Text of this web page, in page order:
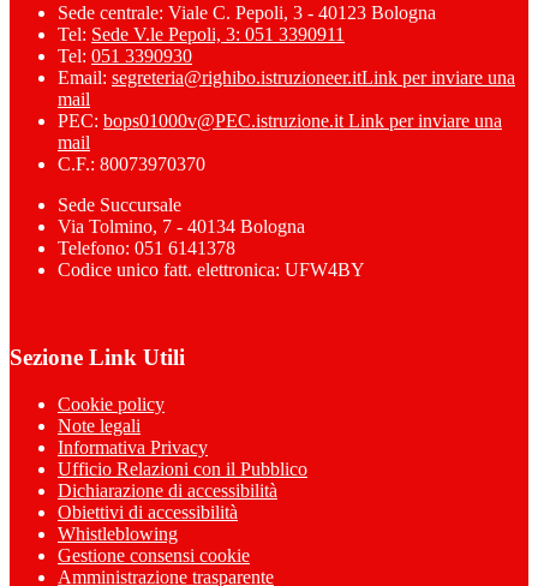
Sede centrale: Viale C. Pepoli, 3 - 40123 Bologna
Tel: Sede V.le Pepoli, 3: 051 3390911
Tel: 051 3390930
Email: segreteria@righibo.istruzioneer.itLink per inviare una
mail
PEC: bops01000v@PEC.istruzione.it Link per inviare una
mail
C.F.: 80073970370
Sede Succursale
Via Tolmino, 7 - 40134 Bologna
Telefono: 051 6141378
Codice unico fatt. elettronica: UFW4BY
Sezione Link Utili
Cookie policy
Note legali
Informativa Privacy
Ufficio Relazioni con il Pubblico
Dichiarazione di accessibilità
Obiettivi di accessibilità
Whistleblowing
Gestione consensi cookie
Amministrazione trasparente